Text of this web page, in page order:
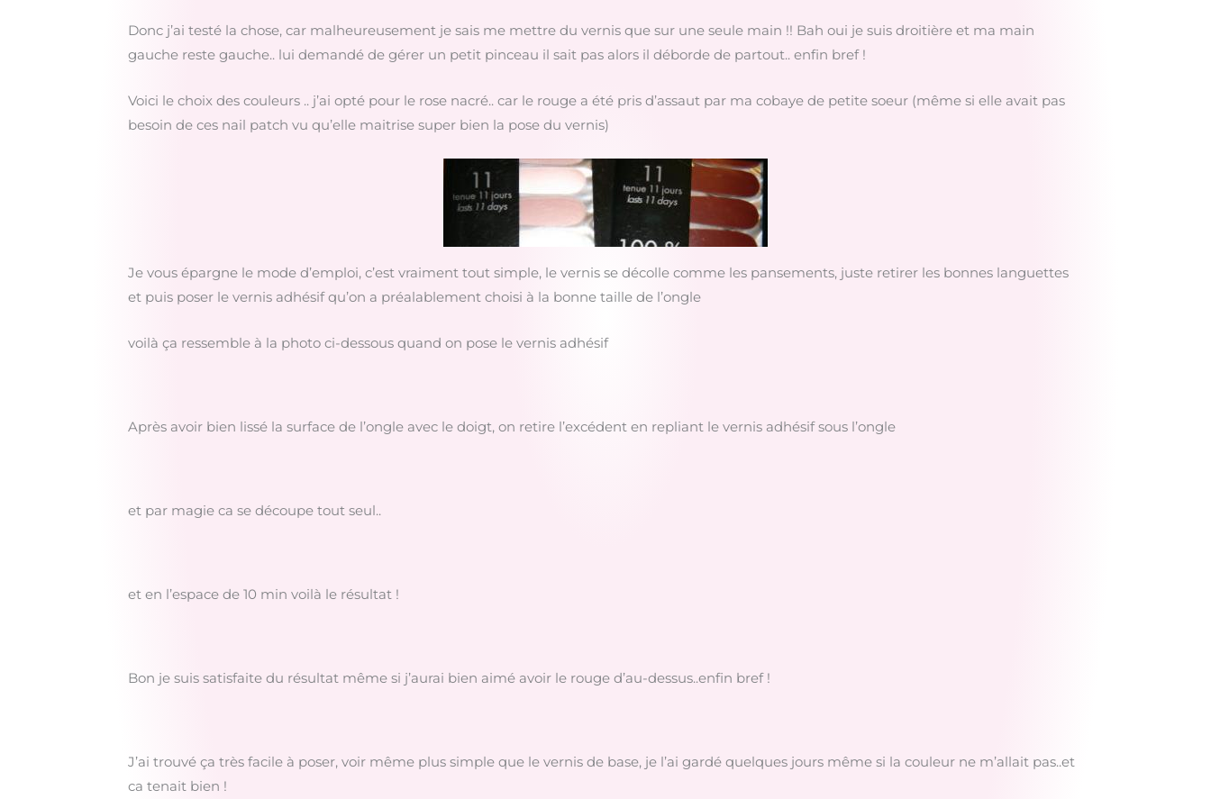
Donc j’ai testé la chose, car malheureusement je sais me mettre du vernis que sur une seule main !! Bah oui je suis droitière et ma main
gauche reste gauche.. lui demandé de gérer un petit pinceau il sait pas alors il déborde de partout.. enfin bref !
Voici le choix des couleurs .. j’ai opté pour le rose nacré.. car le rouge a été pris d’assaut par ma cobaye de petite soeur (même si elle avait pas
besoin de ces nail patch vu qu’elle maitrise super bien la pose du vernis)
Je vous épargne le mode d’emploi, c’est vraiment tout simple, le vernis se décolle comme les pansements, juste retirer les bonnes languettes
et puis poser le vernis adhésif qu’on a préalablement choisi à la bonne taille de l’ongle
voilà ça ressemble à la photo ci-dessous quand on pose le vernis adhésif
Après avoir bien lissé la surface de l’ongle avec le doigt, on retire l’excédent en repliant le vernis adhésif sous l’ongle
et par magie ca se découpe tout seul..
et en l’espace de 10 min voilà le résultat !
Bon je suis satisfaite du résultat même si j’aurai bien aimé avoir le rouge d’au-dessus..enfin bref !
J’ai trouvé ça très facile à poser, voir même plus simple que le vernis de base, je l’ai gardé quelques jours même si la couleur ne m’allait pas..et
ca tenait bien !